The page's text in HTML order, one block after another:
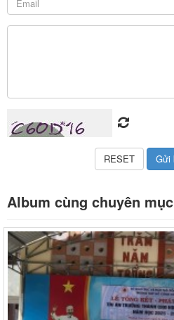
Album cùng chuyên mục